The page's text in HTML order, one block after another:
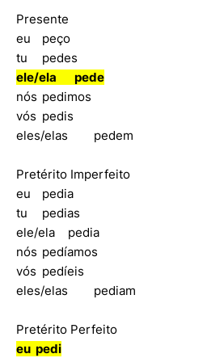
Presente
eu
peço
tu
pedes
ele/ela
pede
nós pedimos
vós pedis
eles/elas
pedem
Pretérito Imperfeito
eu
pedia
tu
pedias
ele/ela
pedia
nós pedíamos
vós pedíeis
eles/elas
pediam
Pretérito Perfeito
eu pedi